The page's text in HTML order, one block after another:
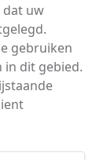
dat uw
gebruiken
in dit gebied.